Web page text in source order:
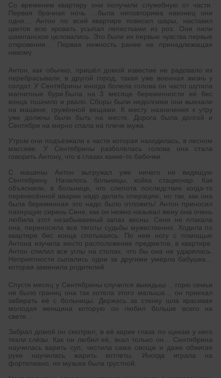
Со временем квартиру они получили служебную от части.
Первая брачная ночь …была неповторима наконец они
одни… Антон по всей квартире повесил шары, наставил
цветов всю кровать усыпал лепестками из роз. Они пили
шампанское целовались. Это были их первые чувства первые
откровения… Первая нежность ранее не принадлежащая
никому.
Антон, как обычно, пришёл домой известие не радовало их
перебрасывали, в другой город, такая уже военная жизнь у
солдат. У Сентябрины иногда болела голова он часто шутила
магнитные бури.Была на 3 месяце беременности её бес
конца тошнило и рвало. Сборы были недолгими они выехали
на машине, гружённой вещами. К месту назначения к утру
уже должны были быть на месте. Дорога была долгой и
Сентябри на мирно спала на плече мужа.
Утром они подъезжали к части которая находилась, в лесном
массиве. У Сентябрины разболелась голова она стала
говорить Антону, что в глазах какие-то бабочки.
С машины Антон выгружал уже ничего не видящую
Сентябрину. Началось больницы, койка стационар. Как
объяснили, в больнице, что слепота последствие когда-то
перенесённой аварии надо делать операцию, но так, как она
была беременная это надо было отложить! Антон приносил
пахнущую сирень Сене, как он нежно называл жену она очень
любила этот незабываемый запах весны. Сеня не плакала
она, переносила все тяготы судьбы мужественно. Ходила по
квартире бес конца спотыкаясь. По нем ногу с помощью
Антона изучила место расположение предметов, в квартире.
Антон спилил все углы на столах, что бы она не ударялась.
Неприятности сыпались одни за другими умерла бабушка…
которая заменила родителей.
Спустя месяц у Сентябрины случился выкидыш …горю семьи
не было границ она так хотела этого малыша… он приехал
забирать её с больницы. Держась за стенку шла красивая
молодая женщина которую он любил больше всего на
свете…
Забрал домой он смотрел, в её карие глаза по щекам у него
текли слёзы. Как он любил её, знал только он… Сентябрина
научилась варить суп, чистила сама овощи и даже обжигая
руки научилась жарить котлеты. Иногда играла на
фортепиано, но музыка была грустной.